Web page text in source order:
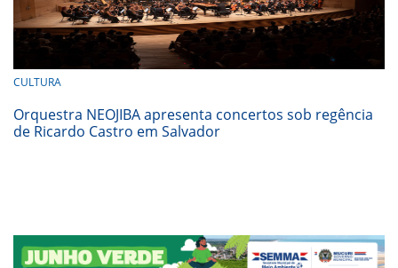
CULTURA
Orquestra NEOJIBA apresenta concertos sob regência
de Ricardo Castro em Salvador